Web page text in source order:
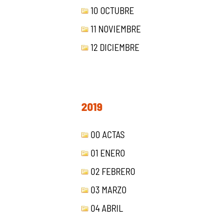
10 OCTUBRE
11 NOVIEMBRE
12 DICIEMBRE
2019
00 ACTAS
01 ENERO
02 FEBRERO
03 MARZO
04 ABRIL